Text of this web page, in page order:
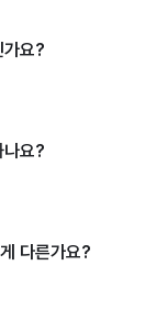
가요?
나요?
다른가요?